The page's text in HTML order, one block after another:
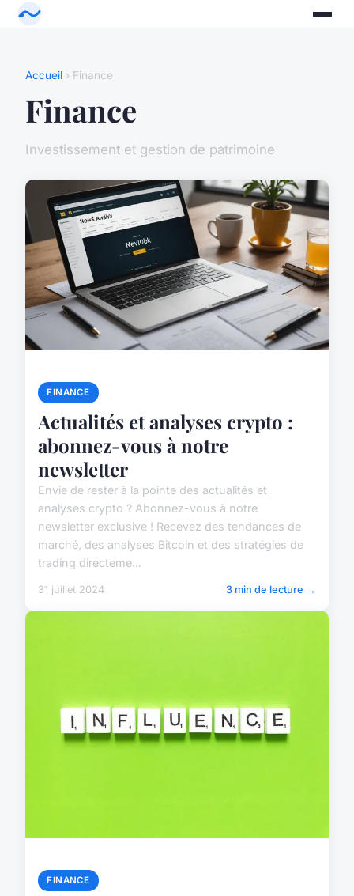
Accueil › Finance
Finance
Investissement et gestion de patrimoine
FINANCE
Actualités et analyses crypto :
abonnez-vous à notre
newsletter
Envie de rester à la pointe des actualités et
analyses crypto ? Abonnez-vous à notre
newsletter exclusive ! Recevez des tendances de
marché, des analyses Bitcoin et des stratégies de
trading directeme...
31 juillet 2024 3 min de lecture →
FINANCE